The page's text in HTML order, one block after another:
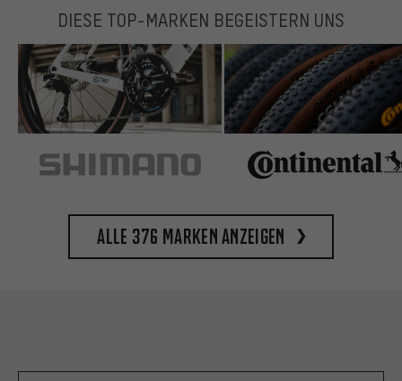
DIESE TOP-MARKEN BEGEISTERN UNS
Alle 376 Marken anzeigen